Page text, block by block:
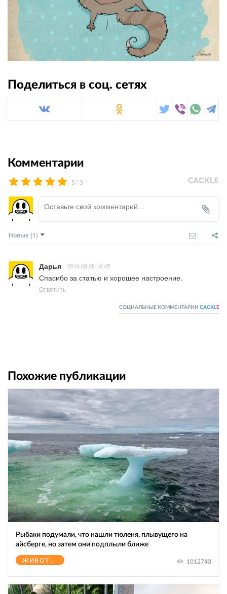
Поделиться в соц. сетях
Комментарии
5 /3
Новые (1)
Дарья 2016.08.08 16:45
Спасибо за статью и хорошее настроение.
Ответить
СОЦИАЛЬНЫЕ КОММЕНТАРИИ CACKL E
Похожие публикации
Рыбаки подумали, что нашли тюленя, плывущего на
айсберге, но затем они подплыли ближе
ЖИВОТНЫЕ 1012743